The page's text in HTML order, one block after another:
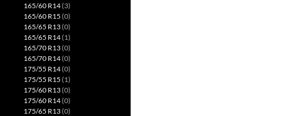
165/60 R14(3)
165/60 R15 (0)
165/65 R13(0)
165/65 R14(1)
165/70 R13(0)
165/70 R14(0)
175/55 R14(0)
175/55 R15 (1)
175/60 R13(0)
175/60 R14(0)
175/65 R13(0)